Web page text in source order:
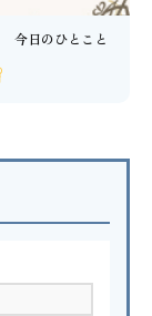
今日のひとこと